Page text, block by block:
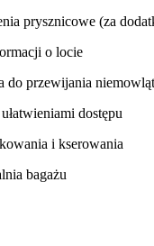
prysznicowe (za
o locie
do przewijania niemowląt
dostępu
i kserowania
bagażu